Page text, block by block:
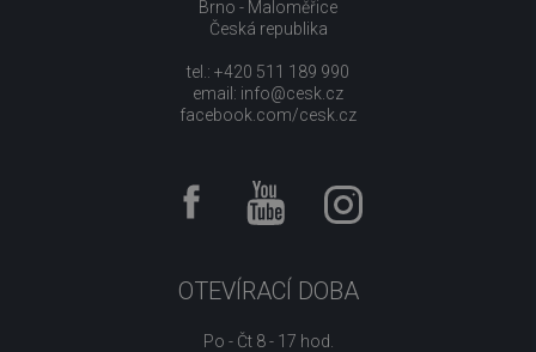
Brno - Maloměřice
Česká republika
tel.: +420 511 189 990
email: info@cesk.cz
facebook.com/cesk.cz
OTEVÍRACÍ DOBA
Po - Čt 8 - 17 hod.